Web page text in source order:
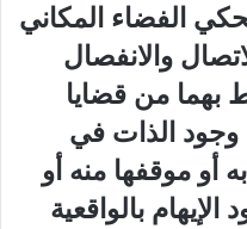
الفضاء المكاني
والانفصال
بهما من قضايا
وجود الذات في
أو موقفها منه أو
بالواقعية